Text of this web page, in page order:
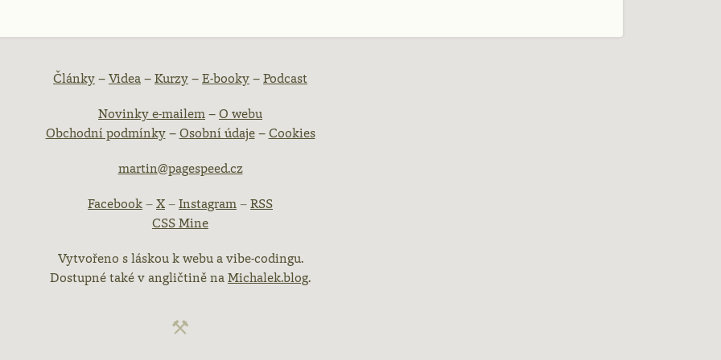
Články–Videa–Kurzy–E-booky–Podcast
Novinky e-mailem–O webu
Obchodní podmínky–Osobní údaje–Cookies
martin@pagespeed.cz
Facebook–X–Instagram–RSS
CSS Mine
Vytvořeno s láskou k webu a vibe-codingu.
Dostupné také v angličtině naMichalek.blog.